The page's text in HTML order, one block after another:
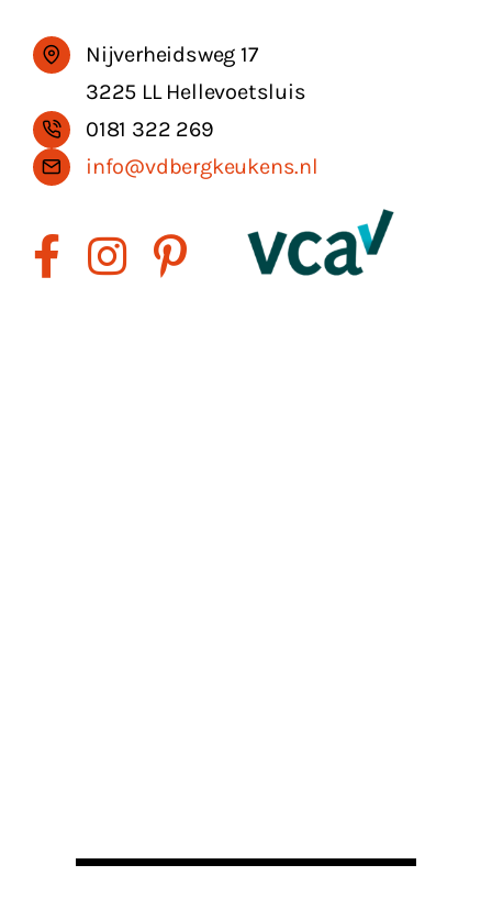
Nijverheidsweg 17
3225 LL Hellevoetsluis
0181 322 269
info@vdbergkeukens.nl